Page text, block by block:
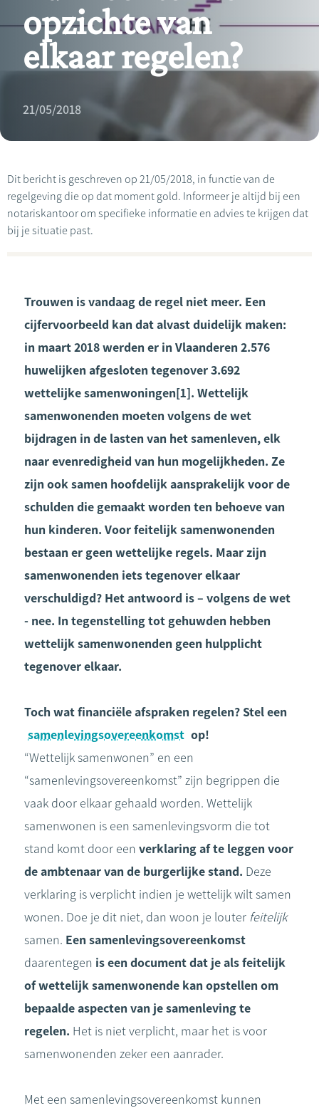
opzichte van
elkaar regelen?
21/05/2018
Dit bericht is geschreven op 21/05/2018, in functie van de
regelgeving die op dat moment gold. Informeer je altijd bij een
notariskantoor om specifieke informatie en advies te krijgen dat
bij je situatie past.
Trouwen is vandaag de regel niet meer. Een
cijfervoorbeeld kan dat alvast duidelijk maken:
in maart 2018 werden er in Vlaanderen 2.576
huwelijken afgesloten tegenover 3.692
wettelijke samenwoningen[1]. Wettelijk
samenwonenden moeten volgens de wet
bijdragen in de lasten van het samenleven, elk
naar evenredigheid van hun mogelijkheden. Ze
zijn ook samen hoofdelijk aansprakelijk voor de
schulden die gemaakt worden ten behoeve van
hun kinderen. Voor feitelijk samenwonenden
bestaan er geen wettelijke regels. Maar zijn
samenwonenden iets tegenover elkaar
verschuldigd? Het antwoord is – volgens de wet
- nee. In tegenstelling tot gehuwden hebben
wettelijk samenwonenden geen hulpplicht
tegenover elkaar.
Toch wat financiële afspraken regelen? Stel een
samenlevingsovereenkomst op!
“Wettelijk samenwonen” en een
“samenlevingsovereenkomst” zijn begrippen die
vaak door elkaar gehaald worden. Wettelijk
samenwonen is een samenlevingsvorm die tot
stand komt door een verklaring af te leggen voor
de ambtenaar van de burgerlijke stand. Deze
verklaring is verplicht indien je wettelijk wilt samen
wonen. Doe je dit niet, dan woon je louter feitelijk
samen. Een samenlevingsovereenkomst
daarentegen is een document dat je als feitelijk
of wettelijk samenwonende kan opstellen om
bepaalde aspecten van je samenleving te
regelen. Het is niet verplicht, maar het is voor
samenwonenden zeker een aanrader.
Met een samenlevingsovereenkomst kunnen